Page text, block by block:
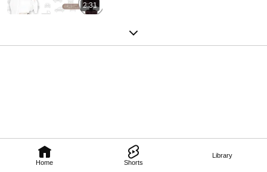
Home Shorts
Library
2:31